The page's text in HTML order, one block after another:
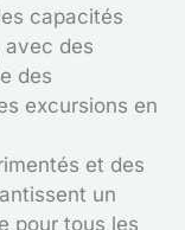
capacités
avec des
des
excursions en
et des
un
pour tous les